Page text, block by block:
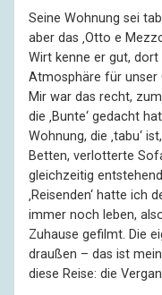
Seine Wohnung sei
aber das ‚Otto e
Wirt kenne er gut,
Atmosphäre für unser
Mir war das recht,
die ‚Bunte‘ gedacht
Wohnung, die ‚tabu‘
Betten, verlotterte
gleichzeitig
‚Reisenden‘ hatte ich
immer noch leben,
Zuhause gefilmt. Die
draußen – das ist
diese Reise: die